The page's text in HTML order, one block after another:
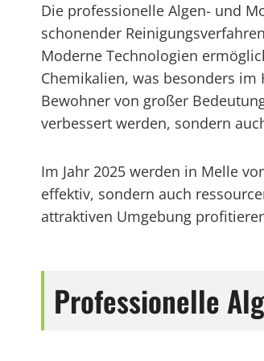
Die professionelle Algen- und
schonender
Moderne Technologien
Chemikalien, was besonders
Bewohner von großer
verbessert werden, sondern
Im Jahr 2025 werden in Melle
effektiv, sondern auch
attraktiven Umgebung
Professionelle